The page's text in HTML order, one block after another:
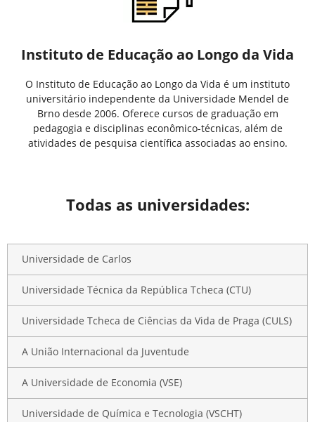
Instituto de Educação ao Longo da Vida
O Instituto de Educação ao Longo da Vida é um instituto
universitário independente da Universidade Mendel de
Brno desde 2006. Oferece cursos de graduação em
pedagogia e disciplinas econômico-técnicas, além de
atividades de pesquisa científica associadas ao ensino.
Todas as universidades:
Universidade de Carlos
Universidade Técnica da República Tcheca (CTU)
Universidade Tcheca de Ciências da Vida de Praga (CULS)
A União Internacional da Juventude
A Universidade de Economia (VSE)
Universidade de Química e Tecnologia (VSCHT)